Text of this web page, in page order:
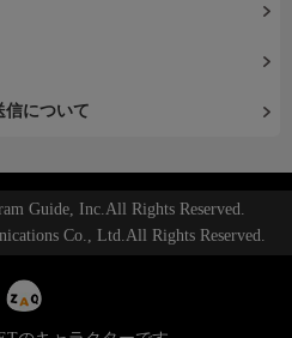
信について
Guide, Inc.All Rights Reserved.
Co., Ltd.All Rights Reserved.